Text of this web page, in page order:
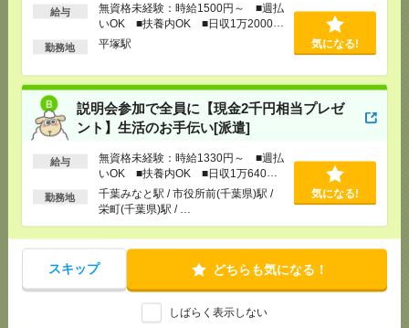
給与
無資格未経験：時給1500円～ ■週払
いOK ■扶養内OK ■日収1万2000円
以上
勤務地 平塚駅 気になる!
説明会参加で全員に【現金2千円相当プレゼ
ント】生活のお手伝い[派遣]
給与
無資格未経験：時給1330円～ ■週払
いOK ■扶養内OK ■日収1万640円
以上
勤務地
千葉みなと駅 / 市役所前(千葉県)駅 /
栄町(千葉県)駅 / …
気になる!
スキップ どちらも気になる！
しばらく表示しない
OK ■扶養内OK ■日収1万640円以上
交通費全額支給
[勤務地]千葉みなと駅
気になる！
＜高時給1700円＞人気の事務＊駅近でアクセス良好
[派遣]
[給 与]時給1700円＋交 【月収例】293,250円
～ ■給与の前払いが可能な速払いサービスあり
[交通費]交通費支給あり
25～30万円
2名募集！基本定時で帰れる＊データ入力など＊駅チ
カで通勤がラクラク[派遣]